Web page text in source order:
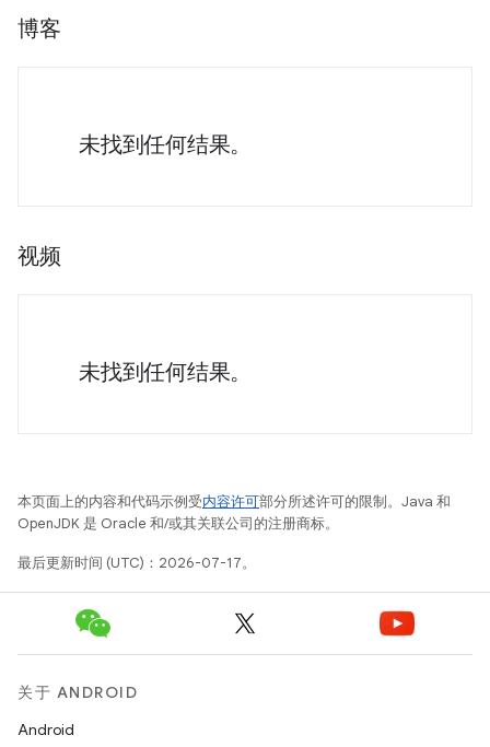
博客
未找到任何结果。
视频
未找到任何结果。
本页面上的内容和代码示例受内容许可部分所述许可的限制。Java 和
OpenJDK 是 Oracle 和/或其关联公司的注册商标。
最后更新时间 (UTC)：2026-07-17。
关于 ANDROID
Android